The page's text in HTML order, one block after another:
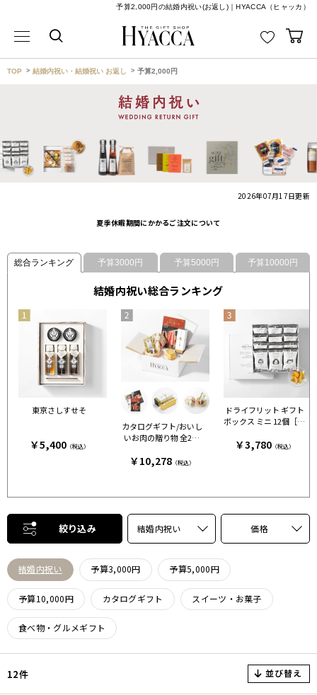
予算2,000円の結婚内祝い(お返し)｜HYACCA（ヒャッカ）
TOP 結婚内祝い・結婚祝い お返し 予算2,000円
2026年07月17日更新
夏季休暇期間にかかるご注文について
総合ランキング 予算3000円 予算5000円 予算10000円
結婚内祝い総合ランキング
東京さしすせそ
￥5,400（税込）
カタログギフト/おいし
いお肉の贈り物 全2種
C
￥10,278（税込）
ドライフリット ギフト
ボックス ミニ 12個［ア
￥3,780（税込）
絞り込み 結婚内祝い 価格
結婚内祝い 予算3,000円 予算5,000円
予算10,000円 カタログギフト スイーツ・お菓子
食べ物・グルメギフト
12件 並び替え